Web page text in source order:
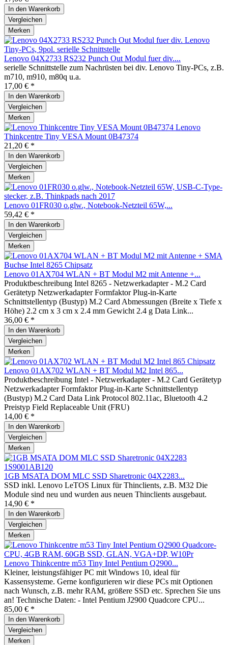
In den Warenkorb
Vergleichen
Merken
Lenovo 04X2733 RS232 Punch Out Modul fuer div....
serielle Schnittstelle zum Nachrüsten bei div. Lenovo Tiny-PCs, z.B.
m710, m910, m80q u.a.
17,00 € *
In den Warenkorb
Vergleichen
Merken
Lenovo
Thinkcentre Tiny VESA Mount 0B47374
21,20 € *
In den Warenkorb
Vergleichen
Merken
Lenovo 01FR030 o.glw., Notebook-Netzteil 65W,...
59,42 € *
In den Warenkorb
Vergleichen
Merken
Lenovo 01AX704 WLAN + BT Modul M2 mit Antenne +...
Produktbeschreibung Intel 8265 - Netzwerkadapter - M.2 Card
Gerätetyp Netzwerkadapter Formfaktor Plug-in-Karte
Schnittstellentyp (Bustyp) M.2 Card Abmessungen (Breite x Tiefe x
Höhe) 2.2 cm x 3 cm x 2.4 mm Gewicht 2.4 g Data Link...
36,00 € *
In den Warenkorb
Vergleichen
Merken
Lenovo 01AX702 WLAN + BT Modul M2 Intel 865...
Produktbeschreibung Intel - Netzwerkadapter - M.2 Card Gerätetyp
Netzwerkadapter Formfaktor Plug-in-Karte Schnittstellentyp
(Bustyp) M.2 Card Data Link Protocol 802.11ac, Bluetooth 4.2
Preistyp Field Replaceable Unit (FRU)
14,00 € *
In den Warenkorb
Vergleichen
Merken
1GB MSATA DOM MLC SSD Sharetronic 04X2283...
SSD inkl. Lenovo LeTOS Linux für Thinclients, z.B. M32 Die
Module sind neu und wurden aus neuen Thinclients ausgebaut.
14,90 € *
In den Warenkorb
Vergleichen
Merken
Lenovo Thinkcentre m53 Tiny Intel Pentium Q2900...
Kleiner, leistungsfähiger PC mit Windows 10, ideal für
Kassensysteme. Gerne konfigurieren wir diese PCs mit Optionen
nach Wunsch, z.B. mehr RAM, größere SSD etc. Sprechen Sie uns
an! Technische Daten: - Intel Pentium J2900 Quadcore CPU...
85,00 € *
In den Warenkorb
Vergleichen
Merken